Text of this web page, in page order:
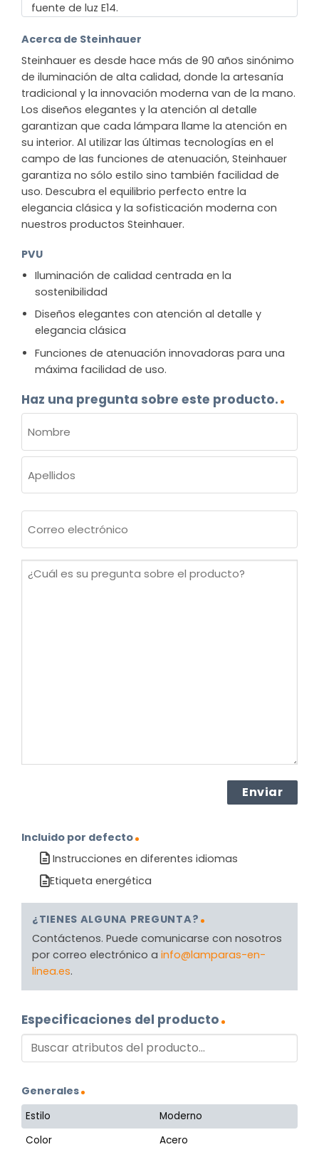
fuente de luz E14.
Acerca de Steinhauer
Steinhauer es desde hace más de 90 años sinónimo
de iluminación de alta calidad, donde la artesanía
tradicional y la innovación moderna van de la mano.
Los diseños elegantes y la atención al detalle
garantizan que cada lámpara llame la atención en
su interior. Al utilizar las últimas tecnologías en el
campo de las funciones de atenuación, Steinhauer
garantiza no sólo estilo sino también facilidad de
uso. Descubra el equilibrio perfecto entre la
elegancia clásica y la sofisticación moderna con
nuestros productos Steinhauer.
PVU
Iluminación de calidad centrada en la
sostenibilidad
Diseños elegantes con atención al detalle y
elegancia clásica
Funciones de atenuación innovadoras para una
máxima facilidad de uso.
Haz una pregunta sobre este producto.
(OBLIGATORIO)
Nombre
electrónico
¿Cuál
Incluido por defecto
Instrucciones en diferentes idiomas
Etiqueta energética
¿TIENES ALGUNA PREGUNTA?
Contáctenos. Puede comunicarse con nosotros
por correo electrónico a info@lamparas-en-
linea.es.
Especificaciones del producto
Generales
Estilo
Moderno
Color
Acero